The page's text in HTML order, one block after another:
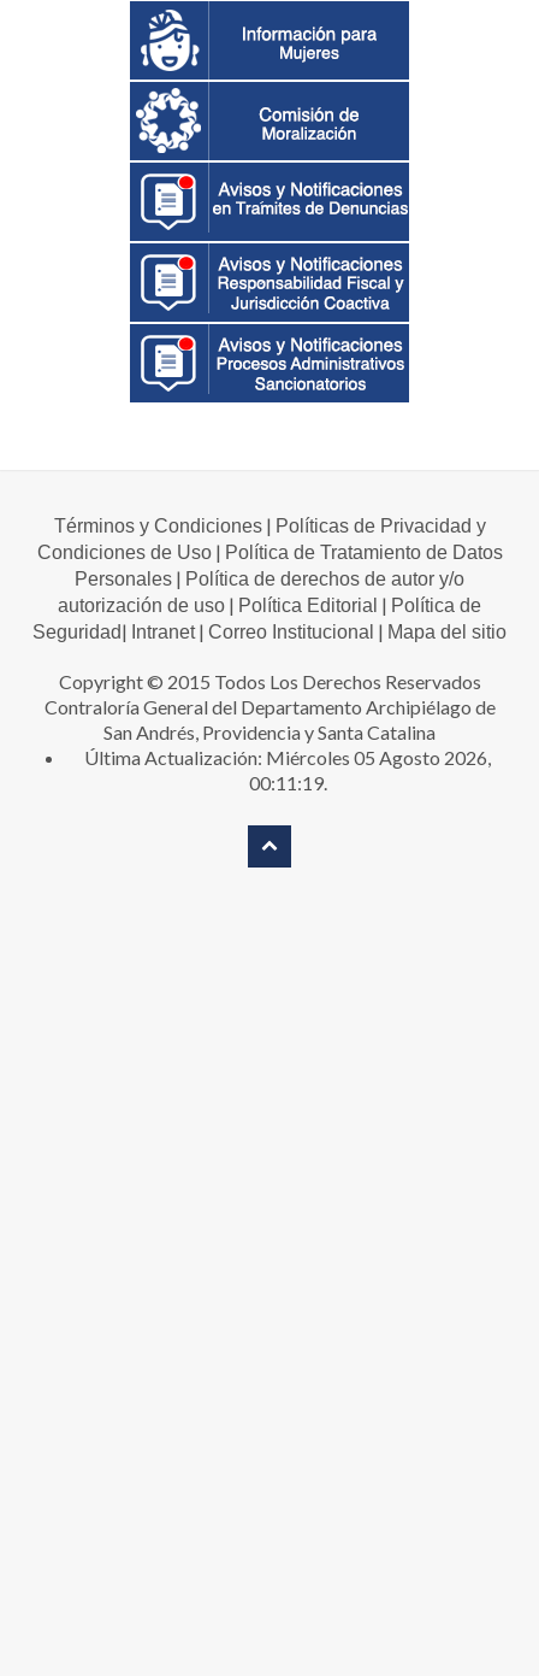
Términos y Condiciones| Políticas de Privacidad y
Condiciones de Uso| Política de Tratamiento de Datos
Personales | Política de derechos de autor y/o
autorización de uso | Política Editorial | Política de
Seguridad| Intranet| Correo Institucional | Mapa del sitio
Copyright © 2015 Todos Los Derechos Reservados
Contraloría General del Departamento Archipiélago de
San Andrés, Providencia y Santa Catalina
Última Actualización: Miércoles 05 Agosto 2026,
00:11:19.